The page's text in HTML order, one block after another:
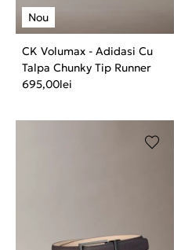
CK Volumax - Adidasi Cu
Talpa Chunky Tip Runner
695,00lei